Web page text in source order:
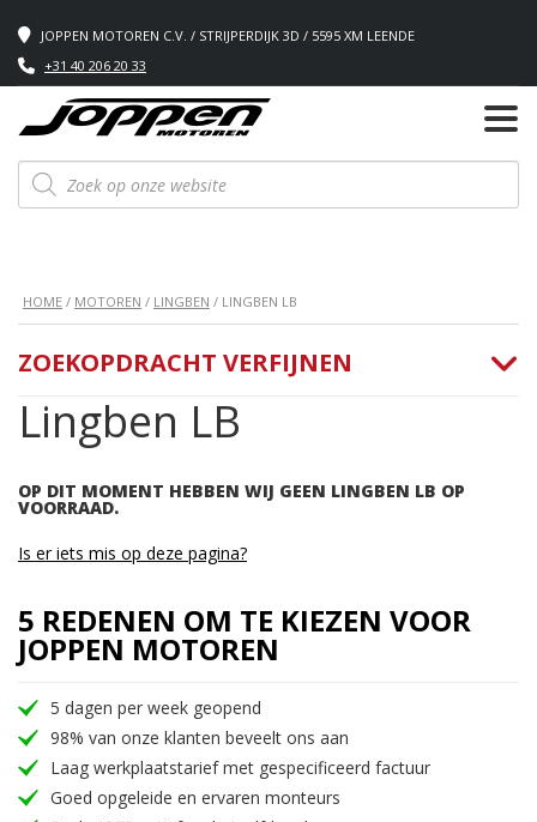
JOPPEN MOTOREN C.V. / STRIJPERDIJK 3D / 5595 XM LEENDE
+31 40 206 20 33
Producten
zoeken
HOME / MOTOREN / LINGBEN / LINGBEN LB
Lingben LB
OP DIT MOMENT HEBBEN WIJ GEEN LINGBEN LB OP
VOORRAAD.
ZOEKOPDRACHT VERFIJNEN
Is er iets mis op deze pagina?
5 REDENEN OM TE KIEZEN VOOR
JOPPEN MOTOREN
5 dagen per week geopend
98% van onze klanten beveelt ons aan
Laag werkplaatstarief met gespecificeerd factuur
Goed opgeleide en ervaren monteurs